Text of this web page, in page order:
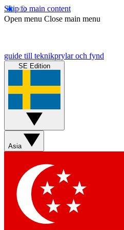
Skip to main content
Open menu Close main menu
guide till teknikprylar och fynd
SE Edition
Asia